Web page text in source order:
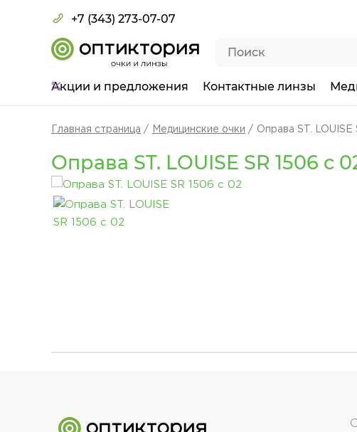
+7 (343) 273-07-07
Акции и предложения Контактные линзы
Главная страница Медицинские очки Оправа ST. LOUISE
Оправа ST. LOUISE SR 1506 c